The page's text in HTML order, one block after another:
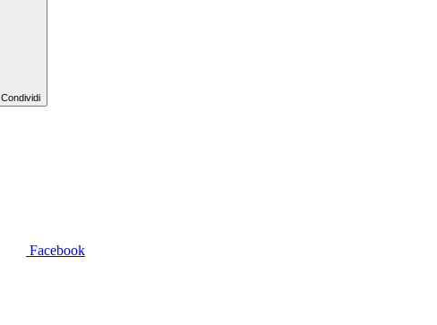
Condividi
Facebook